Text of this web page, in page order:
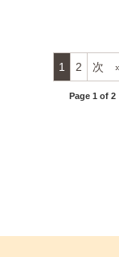
1 2 次
Page 1 of 2